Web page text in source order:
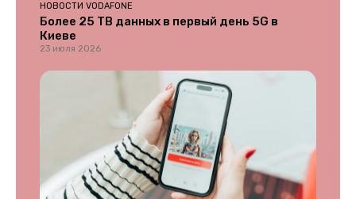
НОВОСТИ VODAFONE
Более 25 ТВ данных в первый день 5G в
Киеве
23 июля 2026